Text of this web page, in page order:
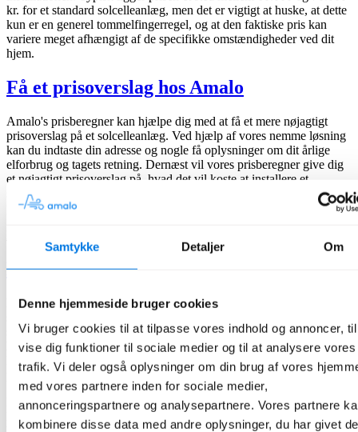
Samtykke Detaljer Om
Denne hjemmeside bruger cookies
Vi bruger cookies til at tilpasse vores indhold og annoncer,
vise dig funktioner til sociale medier og til at analysere vores
trafik. Vi deler også oplysninger om din brug af vores
med vores partnere inden for sociale medier,
annonceringspartnere og analysepartnere. Vores partnere
kombinere disse data med andre oplysninger, du har givet
kr. for et standard solcelleanlæg, men det er vigtigt at huske, at dette
kun er en generel tommelfingerregel, og at den faktiske pris kan
variere meget afhængigt af de specifikke omstændigheder ved dit
hjem.
Få et prisoverslag hos Amalo
Amalo's prisberegner kan hjælpe dig med at få et mere nøjagtigt
prisoverslag på et solcelleanlæg. Ved hjælp af vores nemme løsning
kan du indtaste din adresse og nogle få oplysninger om dit årlige
elforbrug og tagets retning. Dernæst vil vores prisberegner give dig
et nøjagtigt prisoverslag på, hvad det vil koste at installere et
solcelleanlæg på dit hjem. Det er en hurtig og nem måde at få en
præcis pris på, hvad det vil koste at få installeret solceller på dit tag.
Hvorfor vælge solceller?
Der er mange fordele ved at investere i solceller. For det første kan
solenergi, behøver du ikke at købe strøm fra din elleverandør,
hvilket kan resultere i besparelser på din månedlige elregning.
Derudover kan du sælge overskudsstrøm tilbage til elnettet og tjene
penge på den strøm, du producerer.
Der er også en økonomisk fordel ved at investere i solceller, idet de
kan øge værdien af dit hjem. Klimavenlig varme og energieffektive